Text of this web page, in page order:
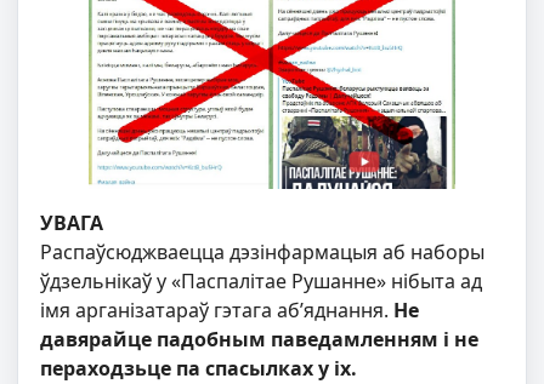
УВАГА
Распаўсюджваецца дэзінфармацыя аб наборы
ўдзельнікаў у «Паспалітае Рушанне» нібыта ад
імя арганізатараў гэтага аб’яднання. Не
давярайце падобным паведамленням і не
пераходзьце па спасылках у іх.